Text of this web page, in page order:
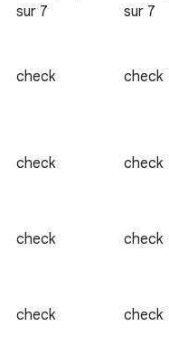
sur 7
sur 7
check check
check check
check check
check check